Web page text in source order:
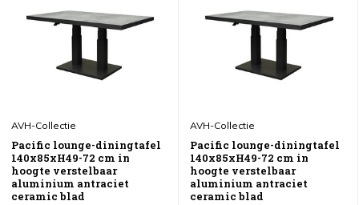
AVH-Collectie
Pacific lounge-diningtafel
140x85xH49-72 cm in
hoogte verstelbaar
aluminium antraciet
ceramic blad
AVH-Collectie
Pacific lounge-diningtafel
140x85xH49-72 cm in
hoogte verstelbaar
aluminium antraciet
ceramic blad